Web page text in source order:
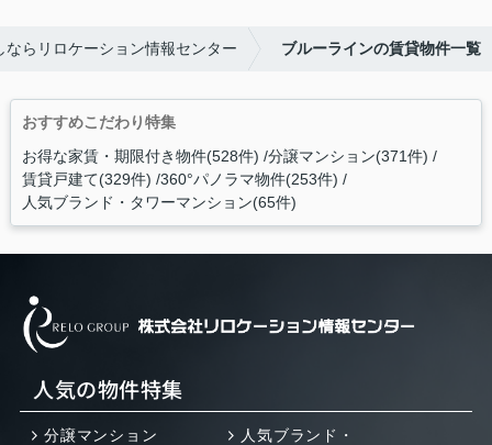
らリロケーション情報センター ブルーラインの賃貸物件一覧
おすすめこだわり特集
お得な家賃・期限付き物件(528件) 分譲マンション(371件)
賃貸戸建て(329件) 360°パノラマ物件(253件)
人気ブランド・タワーマンション(65件)
人気の物件特集
分譲マンション
人気ブランド・